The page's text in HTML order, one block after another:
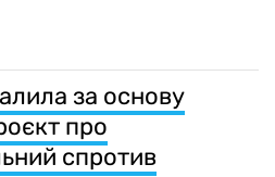
за основу
про
спротив